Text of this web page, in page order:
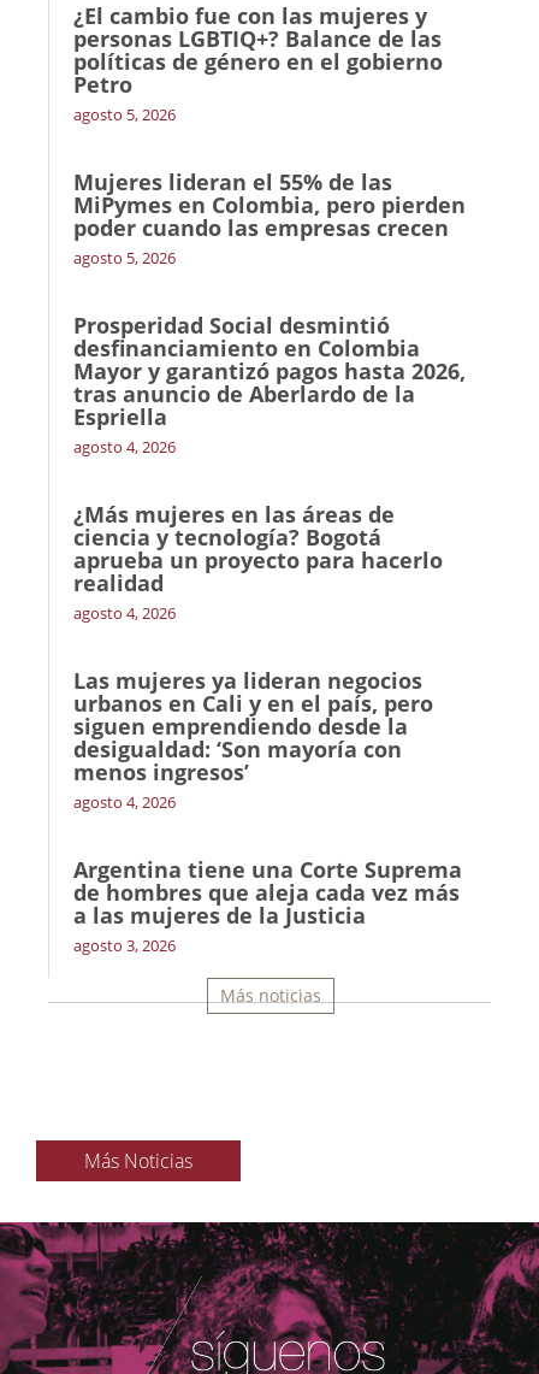
¿El cambio fue con las mujeres y
personas LGBTIQ+? Balance de las
políticas de género en el gobierno
Petro
agosto 5, 2026
Mujeres lideran el 55% de las
MiPymes en Colombia, pero pierden
poder cuando las empresas crecen
agosto 5, 2026
Prosperidad Social desmintió
desfinanciamiento en Colombia
Mayor y garantizó pagos hasta 2026,
tras anuncio de Aberlardo de la
Espriella
agosto 4, 2026
¿Más mujeres en las áreas de
ciencia y tecnología? Bogotá
aprueba un proyecto para hacerlo
realidad
agosto 4, 2026
Las mujeres ya lideran negocios
urbanos en Cali y en el país, pero
siguen emprendiendo desde la
desigualdad: ‘Son mayoría con
menos ingresos’
agosto 4, 2026
Argentina tiene una Corte Suprema
de hombres que aleja cada vez más
a las mujeres de la Justicia
agosto 3, 2026
Más noticias
Más Noticias